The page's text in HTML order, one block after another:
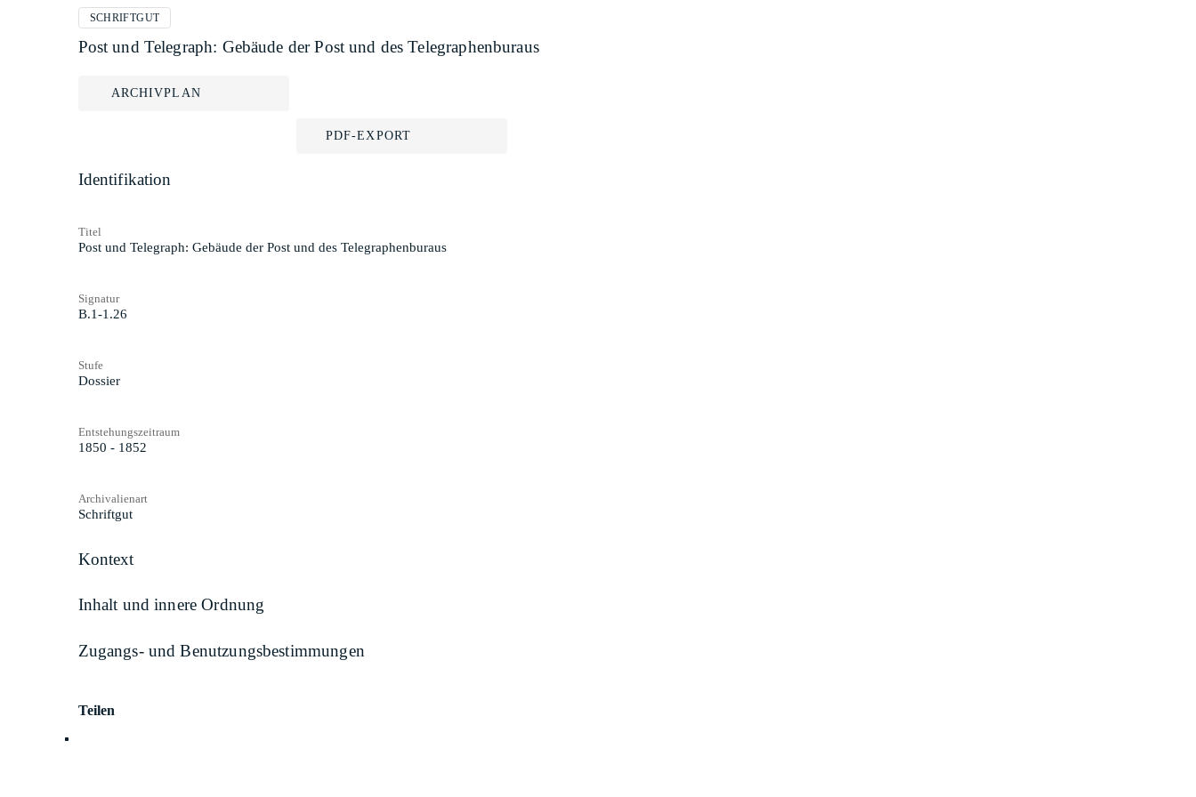
SCHRIFTGUT
Post und Telegraph: Gebäude der Post und des Telegraphenburaus
ARCHIVPLAN
PDF-EXPORT
Identifikation
Titel
Post und Telegraph: Gebäude der Post und des Telegraphenburaus
Signatur
B.1-1.26
Stufe
Dossier
Entstehungszeitraum
1850 - 1852
Archivalienart
Schriftgut
Kontext
Inhalt und innere Ordnung
Zugangs- und Benutzungsbestimmungen
Teilen